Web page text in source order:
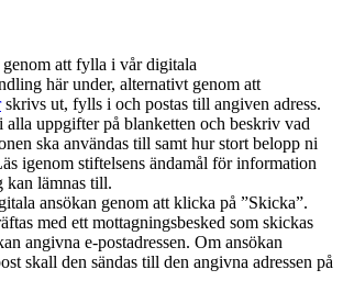
att fylla i vår digitala
här under, alternativt genom att
skrivs ut, fylls i och postas till angiven adress.
uppgifter på blanketten och beskriv vad
ska användas till samt hur stort belopp ni
igenom stiftelsens ändamål för information
kan lämnas till.
ansökan genom att klicka på ”Skicka”.
med ett mottagningsbesked som skickas
angivna e-postadressen. Om ansökan
skall den sändas till den angivna adressen på